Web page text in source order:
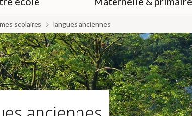
scolaires langues anciennes